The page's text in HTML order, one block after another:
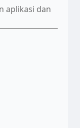
aplikasi dan